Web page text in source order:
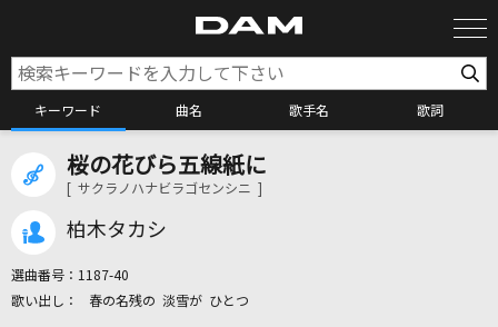
キーワード 曲名 歌手名 歌詞
カラオケ検索
桜の花びら五線紙に
[ サクラノハナビラゴセンシニ ]
柏木タカシ
選曲番号： 1187-40
春の名残の 淡雪が ひとつ